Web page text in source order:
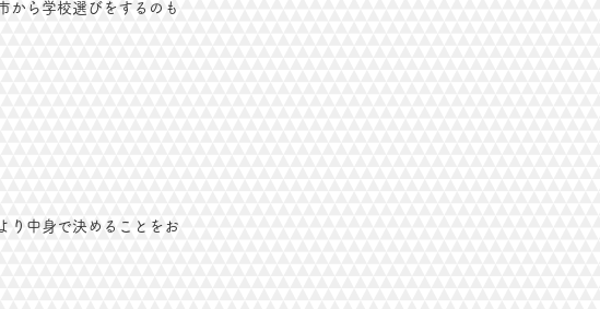
から学校選びをするのも
り中身で決めることをお